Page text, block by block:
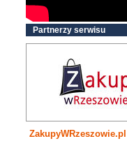
Partnerzy serwisu
ZakupyWRzeszowie.pl